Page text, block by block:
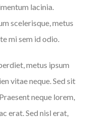
lacinia.
scelerisque, metus
mi sem id odio.
metus ipsum
vitae neque. Sed sit
neque lorem,
erat. Sed nisl erat,